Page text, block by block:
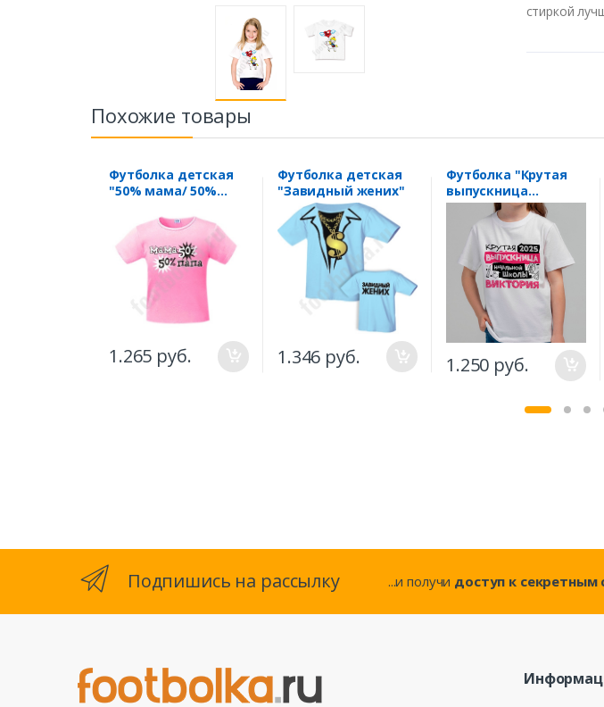
стиркой
Похожие товары
Футболка детская
"50% мама/ 50%
1.265 руб.
Футболка детская
"Завидный жених"
1.346 руб.
Футболка "Крутая
выпускница
начальной школы" с
именем на заказ
1.250 руб.
Подпишись на рассылку ...и получи доступ к секретным